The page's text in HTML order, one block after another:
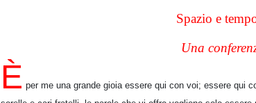
Spazio e
Una
È per me una grande gioia essere qui con voi; essere qui